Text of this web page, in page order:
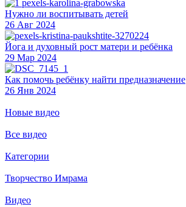
Нужно ли воспитывать детей
26 Авг 2024
Йога и духовный рост матери и ребёнка
29 Мар 2024
Как помочь ребёнку найти предназначение
26 Янв 2024
Новые видео
Все видео
Категории
Творчество Имрама
Видео